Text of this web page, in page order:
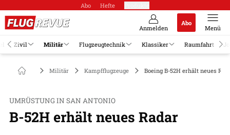
Abo Hefte
Anmelden
Abo
Menü
Zivil Militär Flugzeugtechnik Klassiker Raumfahrt
Militär Kampfflugzeuge Boeing B-52H erhält neues
UMRÜSTUNG IN SAN ANTONIO
B-52H erhält neues Radar